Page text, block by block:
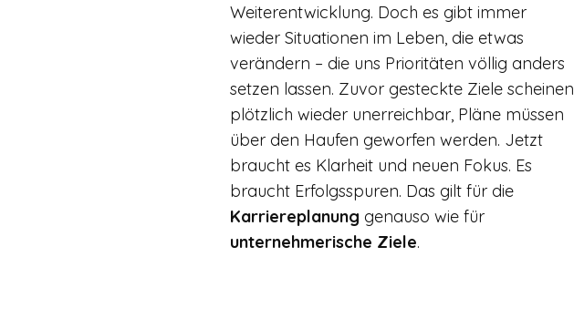
Weiterentwicklung. Doch es gibt immer
wieder Situationen im Leben, die etwas
verändern – die uns Prioritäten völlig anders
setzen lassen. Zuvor gesteckte Ziele scheinen
plötzlich wieder unerreichbar, Pläne müssen
über den Haufen geworfen werden. Jetzt
braucht es Klarheit und neuen Fokus. Es
braucht Erfolgsspuren. Das gilt für die
Karriereplanung genauso wie für
unternehmerische Ziele.